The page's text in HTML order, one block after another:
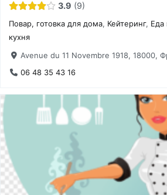
3.9 9
Повар, готовка для дома, Кейтеринг, Еда
кухня
Avenue du 11 Novembre 1918, 18000,
06 48 35 43 16